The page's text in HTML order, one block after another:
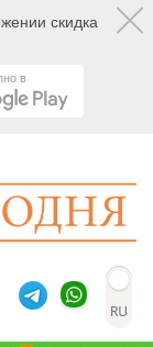
скидка
в